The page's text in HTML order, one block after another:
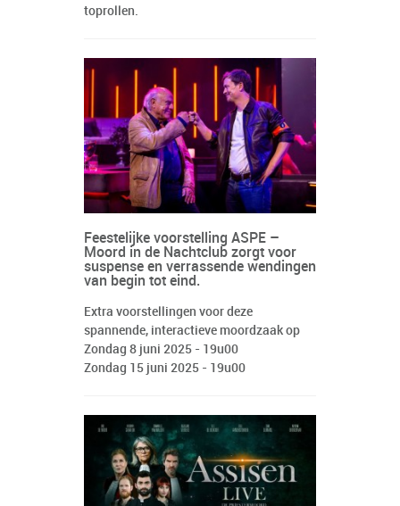
toprollen.
Feestelijke voorstelling ASPE –
Moord in de Nachtclub zorgt voor
suspense en verrassende wendingen
van begin tot eind.
Extra voorstellingen voor deze
spannende, interactieve moordzaak op
Zondag 8 juni 2025 - 19u00
Zondag 15 juni 2025 - 19u00